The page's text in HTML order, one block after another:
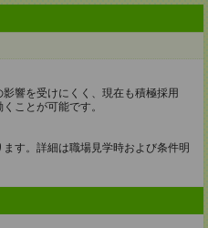
響を受けにくく、現在も積極採用
ことが可能です。
す。詳細は職場見学時および条件明